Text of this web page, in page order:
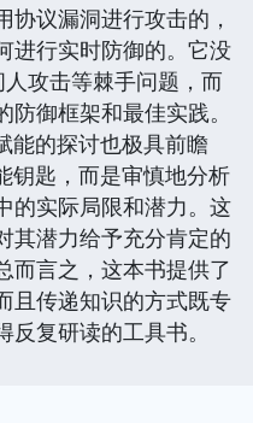
议漏洞进行攻击的，
进行实时防御的。它没
攻击等棘手问题，而
御框架和最佳实践。
能的探讨也极具前瞻
钥匙，而是审慎地分析
的实际局限和潜力。这
其潜力给予充分肯定的
而言之，这本书提供了
且传递知识的方式既专
复研读的工具书。